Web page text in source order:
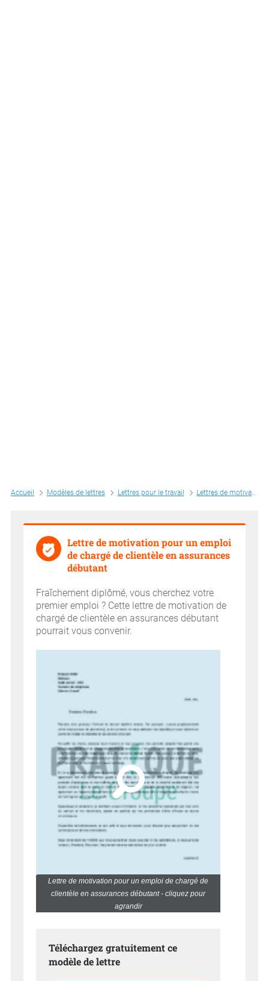
Accueil Modèles de lettres Lettres pour le travail Lettres de motivation par métiers
Lettre de motivation pour un emploi
de chargé de clientèle en assurances
débutant
Fraîchement diplômé, vous cherchez votre
premier emploi ? Cette lettre de motivation de
chargé de clientèle en assurances débutant
pourrait vous convenir.
Lettre de motivation pour un emploi de chargé de
clientèle en assurances débutant - cliquez pour
agrandir
Téléchargez gratuitement ce
modèle de lettre